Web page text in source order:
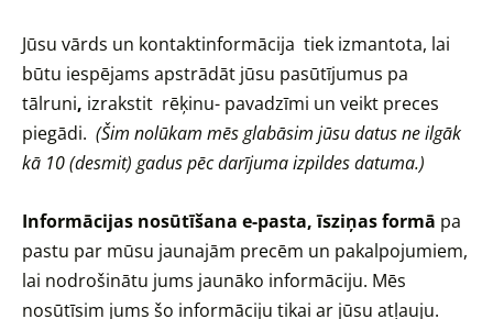
Jūsu vārds un kontaktinformācija tiek izmantota, lai
būtu iespējams apstrādāt jūsu pasūtījumus pa
tālruni, izrakstit rēķinu- pavadzīmi un veikt preces
piegādi. (Šim nolūkam mēs glabāsim jūsu datus ne ilgāk
kā 10 (desmit) gadus pēc darījuma izpildes datuma.)
Informācijas nosūtīšana e-pasta, īsziņas formā pa
pastu par mūsu jaunajām precēm un pakalpojumiem,
lai nodrošinātu jums jaunāko informāciju. Mēs
nosūtīsim jums šo informāciju tikai ar jūsu atļauju.